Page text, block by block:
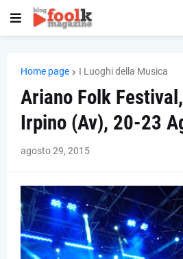
Home page I Luoghi della Musica
Ariano Folk
Irpino (Av), 20-23
agosto 29, 2015